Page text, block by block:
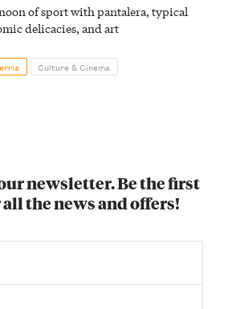
of sport with pantalera, typical
delicacies, and art
Culture & Cinema
newsletter. Be the first
the news and offers!